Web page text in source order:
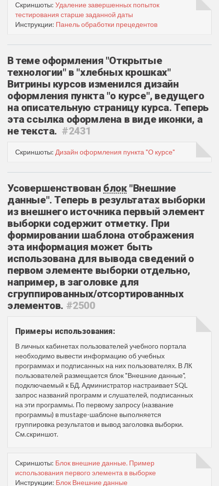
Скриншоты: Удаление завершенных попыток
тестирования старше заданной даты
Инструкции: Панель обработки прецедентов
В теме оформления "Открытые
технологии" в "хлебных крошках"
Витрины курсов изменился дизайн
оформления пункта "о курсе", ведущего
на описательную страницу курса. Теперь
эта ссылка оформлена в виде иконки, а
не текста. #2431
Скриншоты: Дизайн оформления пункта "О курсе"
Усовершенствован блок"Внешние
данные". Теперь в результатах выборки
из внешнего источника первый элемент
выборки содержит отметку. При
формировании шаблона отображения
эта информация может быть
использована для вывода сведений о
первом элементе выборки отдельно,
например, в заголовке для
сгруппированных/отсортированных
элементов. #2500
Примеры использования:
В личных кабинетах пользователей учебного портала
необходимо вывести информацию об учебных
программах и подписанных на них пользователях. В ЛК
пользователей размещается блок "Внешние данные",
подключаемый к БД. Администратор настраивает SQL
запрос названий программ и слушателей, подписанных
на эти программы. По первому запросу (название
программы) в mustage-шаблоне выполняется
группировка результатов и вывод заголовка выборки.
См.скриншот.
Скриншоты: Блок внешние данные. Пример
использования первого элемента в выборке
Инструкции: Блок Внешние данные